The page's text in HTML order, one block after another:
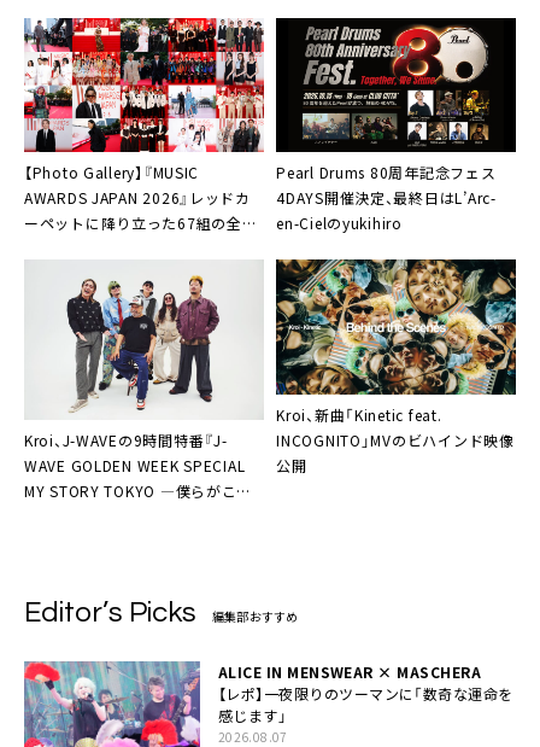
【Photo Gallery】『MUSIC
AWARDS JAPAN 2026』レッドカ
ーペットに降り立った67組の全画
Pearl Drums 80周年記念フェス
4DAYS開催決定、最終日はL’Arc-
en-Cielのyukihiro
Kroi、J-WAVEの9時間特番『J-
WAVE GOLDEN WEEK SPECIAL
MY STORY TOKYO ―僕らがここ
Kroi、新曲「Kinetic feat.
INCOGNITO」MVのビハインド映像
公開
Editor’s Picks 編集部おすすめ
ALICE IN MENSWEAR × MASCHERA
【レポ】一夜限りのツーマンに「数奇な運命を
感じます」
2026.08.07